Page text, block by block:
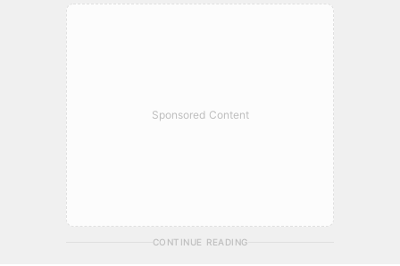
Sponsored Content
CONTINUE READING